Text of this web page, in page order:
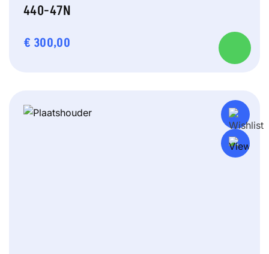
440-47N
€ 300,00